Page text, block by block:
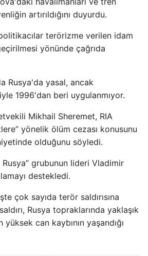
artırıldığını duyurdu.
terörizme verilen idam
yönünde çağrıda
Rusya'da yasal, ancak
1996'dan beri uygulanmıyor.
Mikhail Sheremet, RIA
yönelik ölüm cezası konusunu
olduğunu söyledi.
grubunun lideri Vladimir
destekledi.
çok sayıda terör saldırısına
Rusya topraklarında yaklaşık
can kaybının yaşandığı